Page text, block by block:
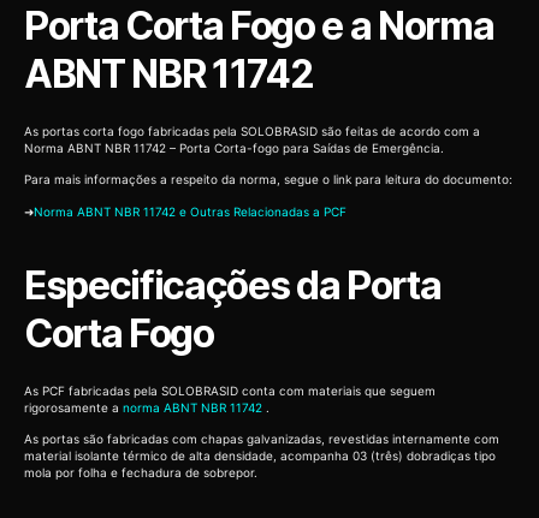
Porta Corta Fogo e a Norma
ABNT NBR 11742
As portas corta fogo fabricadas pela SOLOBRASID são feitas de acordo com a
Norma ABNT NBR 11742 – Porta Corta-fogo para Saídas de Emergência.
Para mais informações a respeito da norma, segue o link para leitura do documento:
➜Norma ABNT NBR 11742 e Outras Relacionadas a PCF
Especificações da Porta
Corta Fogo
As PCF fabricadas pela SOLOBRASID conta com materiais que seguem
rigorosamente a norma ABNT NBR 11742 .
As portas são fabricadas com chapas galvanizadas, revestidas internamente com
material isolante térmico de alta densidade, acompanha 03 (três) dobradiças tipo
mola por folha e fechadura de sobrepor.